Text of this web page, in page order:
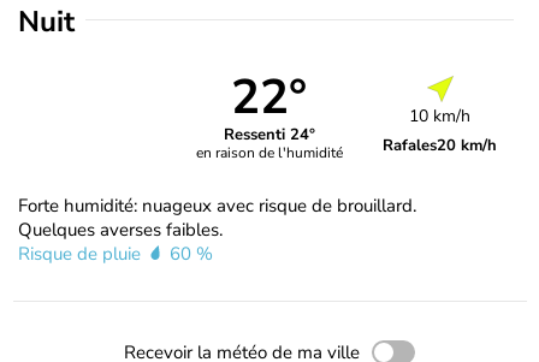
Nuit
22°
Ressenti 24°
en raison de l'humidité
10 km/h
Rafales20 km/h
Forte humidité: nuageux avec risque de brouillard.
Quelques averses faibles.
Risque de pluie
60 %
Recevoir la météo de ma ville